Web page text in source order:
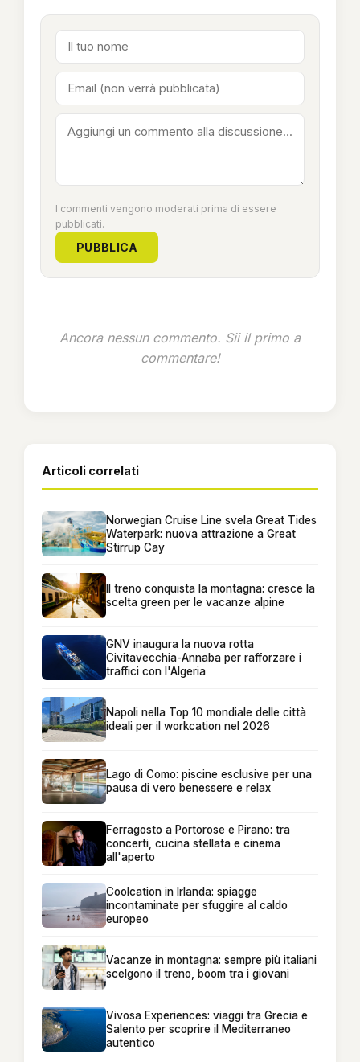
I commenti vengono moderati prima di essere
pubblicati.
PUBBLICA
Ancora nessun commento. Sii il primo a
commentare!
Articoli correlati
Norwegian Cruise Line svela Great Tides
Waterpark: nuova attrazione a Great
Stirrup Cay
Il treno conquista la montagna: cresce la
scelta green per le vacanze alpine
GNV inaugura la nuova rotta
Civitavecchia-Annaba per rafforzare i
traffici con l'Algeria
Napoli nella Top 10 mondiale delle città
ideali per il workcation nel 2026
Lago di Como: piscine esclusive per una
pausa di vero benessere e relax
Ferragosto a Portorose e Pirano: tra
concerti, cucina stellata e cinema
all'aperto
Coolcation in Irlanda: spiagge
incontaminate per sfuggire al caldo
europeo
Vacanze in montagna: sempre più italiani
scelgono il treno, boom tra i giovani
Vivosa Experiences: viaggi tra Grecia e
Salento per scoprire il Mediterraneo
autentico